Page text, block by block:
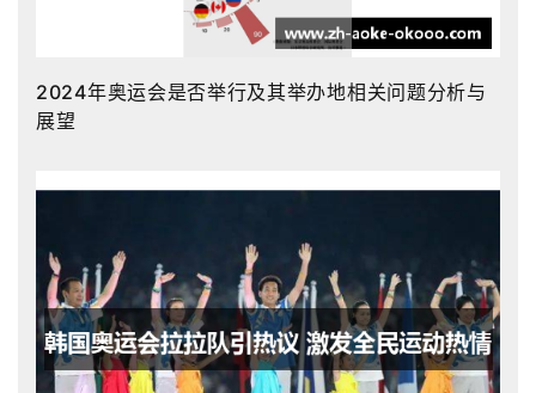
2024年奥运会是否举行及其举办地相关问题分析与
展望